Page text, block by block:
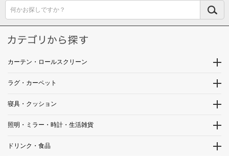
何かお探しですか？
カーテン・ロールスクリーン
ラグ・カーペット
寝具・クッション
照明・ミラー・時計・生活雑貨
ドリンク・食品